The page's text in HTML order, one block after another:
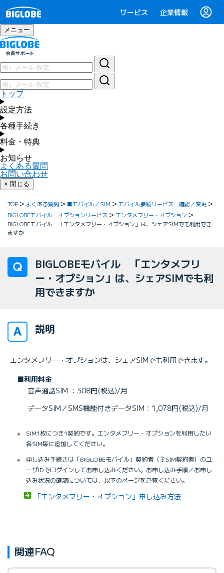
サービス 企業情報
メニュー
トップ
設定方法
各種手続き
料金・特典
お知らせ
よくある質問
お問い合わせ
× 閉じる
TOP よくある質問 ■モバイル／SIM
モバイル接続サービス 確認／変更
BIGLOBEモバイル オプションサービス
エンタメフリー・オプション
BIGLOBEモバイル 「エンタメフリー・オプション」は、シェアSIMでも利用でき
ますか
BIGLOBEモバイル 「エンタメフリ
ー・オプション」は、シェアSIMでも利
用できますか
説明
エンタメフリー・オプションは、シェアSIMでも利用できます。
■利用料金
音声通話SIM ：308円(税込)/月
データSIM／SMS機能付きデータSIM：1,078円(税込)/月
※
SIM1枚につき1契約です。エンタメフリー・オプションを利用したい
各SIM毎に追加してください。
※
申し込み手続きは「BIGLOBEモバイル」契約者（主SIM契約者）のユ
ーザIDでログインしてお申し込みください。お申し込み手順／お申し
込み状況の確認については、以下のページをご覧ください。
「エンタメフリー・オプション」申し込み方法
関連FAQ